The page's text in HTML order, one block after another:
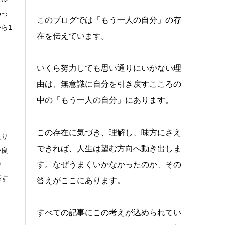
1
このブログでは「もう一人の自分」の存
在を伝えています。
いくら努力しても思い通りにいかない理
由は、無意識に自分を引き戻すこころの
中の「もう一人の自分」にあります。
この存在に気づき、理解し、味方にさえ
できれば、人生は望む方向へ動き出しま
す。なぜうまくいかなかったのか、その
答えがここにあります。
すべての記事にこの考えが込められてい